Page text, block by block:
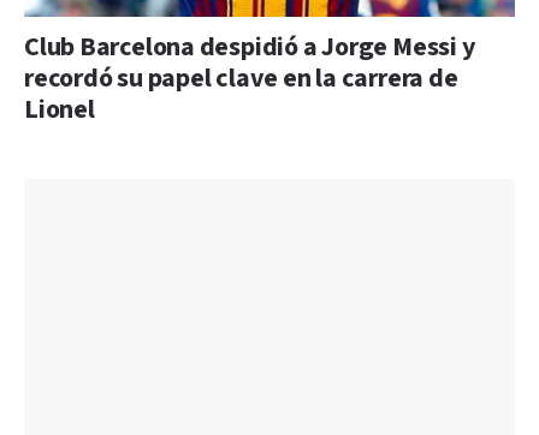
Club Barcelona despidió a Jorge Messi y
recordó su papel clave en la carrera de
Lionel